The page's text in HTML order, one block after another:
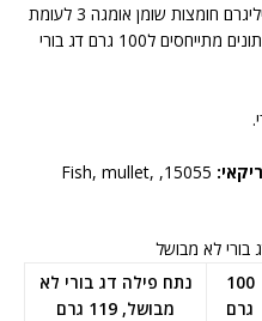
השומן אומגה 3 לאומגה 6 הוא: 449 מיליגרם חומצות שומן אומגה 3 לעומת
88 מיליגרם חומצות שומן אומגה 6 (הנתונים מתייחסים ל100 גרם דג בורי
15055, Fish, mullet,
בורי לא מבושל
100
גרם
נתח פילה דג בורי לא
מבושל, 119 גרם